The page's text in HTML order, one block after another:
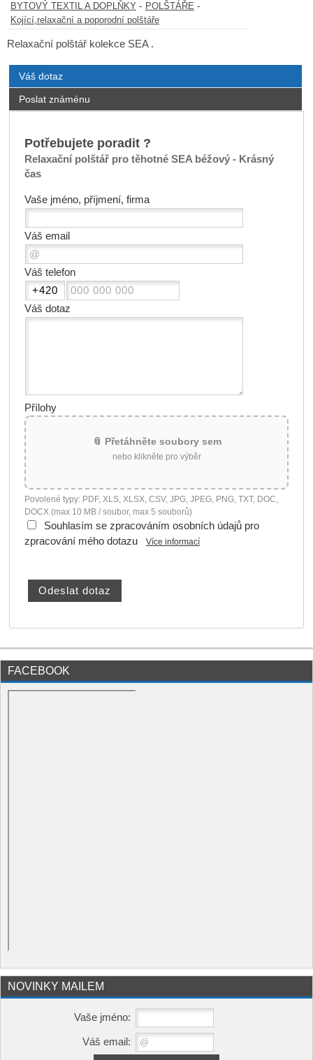
BYTOVÝ TEXTIL A DOPLŇKY - POLŠTÁŘE -
Kojící,relaxační a poporodní polštáře
Relaxační polštář kolekce SEA .
Váš dotaz
Poslat známénu
Potřebujete poradit ?
Relaxační polštář pro těhotné SEA béžový - Krásný
čas
Vaše jméno, příjmení, firma
Váš email
Váš telefon
Váš dotaz
Přílohy
📎 Přetáhněte soubory sem
nebo klikněte pro výběr
Povolené typy: PDF, XLS, XLSX, CSV, JPG, JPEG, PNG, TXT, DOC,
DOCX (max 10 MB / soubor, max 5 souborů)
Souhlasím se zpracováním osobních údajů pro
zpracování mého dotazu
Více informací
FACEBOOK
NOVINKY MAILEM
Vaše jméno:
Váš email: